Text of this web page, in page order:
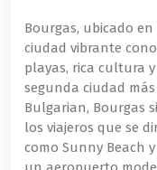
Bourgas, ubicado
ciudad vibrante
playas, rica cultura
segunda ciudad
Bulgarian, Bourgas
los viajeros que se
como Sunny Beach